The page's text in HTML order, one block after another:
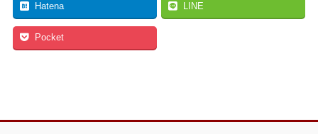
Hatena LINE
Pocket